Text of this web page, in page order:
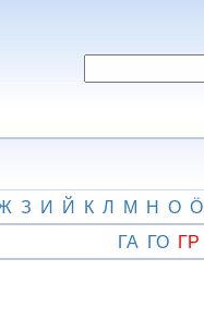
З И Й К Л М Н О Ӧ
ГА ГО ГР